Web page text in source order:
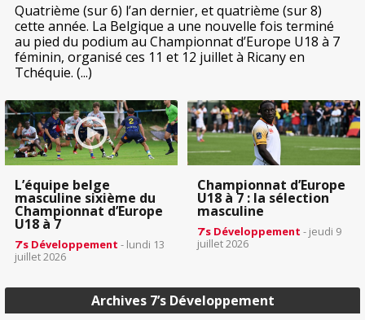
Quatrième (sur 6) l’an dernier, et quatrième (sur 8)
cette année. La Belgique a une nouvelle fois terminé
au pied du podium au Championnat d’Europe U18 à 7
féminin, organisé ces 11 et 12 juillet à Ricany en
Tchéquie. (...)
L’équipe belge
masculine sixième du
Championnat d’Europe
U18 à 7
7’s Développement - lundi 13
juillet 2026
Championnat d’Europe
U18 à 7 : la sélection
masculine
7’s Développement - jeudi 9
juillet 2026
Archives 7’s Développement